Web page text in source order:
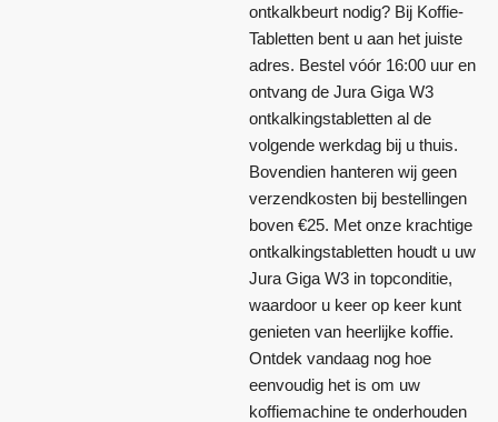
ontkalkbeurt nodig? Bij Koffie-
Tabletten bent u aan het juiste
adres. Bestel vóór 16:00 uur en
ontvang de Jura Giga W3
ontkalkingstabletten al de
volgende werkdag bij u thuis.
Bovendien hanteren wij geen
verzendkosten bij bestellingen
boven €25. Met onze krachtige
ontkalkingstabletten houdt u uw
Jura Giga W3 in topconditie,
waardoor u keer op keer kunt
genieten van heerlijke koffie.
Ontdek vandaag nog hoe
eenvoudig het is om uw
koffiemachine te onderhouden